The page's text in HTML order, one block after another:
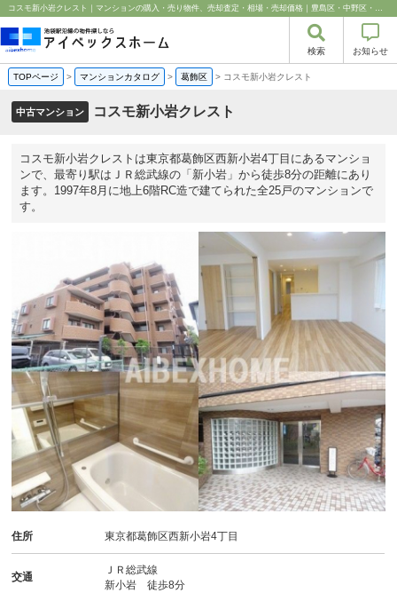
コスモ新小岩クレスト｜マンションの購入・売り物件、売却査定・相場・売却価格｜豊島区・中野区・新宿区の中古マンション・リノベーション情報なら池袋のアイベックスホーム！
検索 お知らせ
TOPページ > マンションカタログ > 葛飾区 > コスモ新小岩クレスト
中古マンション コスモ新小岩クレスト
コスモ新小岩クレストは東京都葛飾区西新小岩4丁目にあるマンショ
ンで、最寄り駅はＪＲ総武線の「新小岩」から徒歩8分の距離にあり
ます。1997年8月に地上6階RC造で建てられた全25戸のマンションで
す。
住所 東京都葛飾区西新小岩4丁目
交通
ＪＲ総武線
新小岩 徒歩8分